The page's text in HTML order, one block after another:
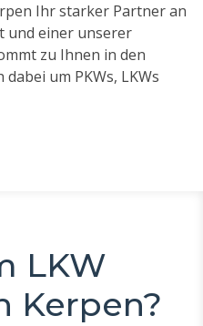
Ihr starker Partner an
und einer unserer
zu Ihnen in den
um PKWs, LKWs
LKW
Kerpen?